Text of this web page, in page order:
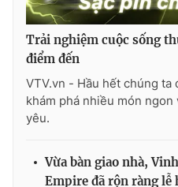
THỜI BÁO VTV
Trải nghiệm cuộc sống
điểm đến
VTV.vn - Hầu hết chúng ta
khám phá nhiều món
yêu.
Vừa bàn giao nhà,
Empire đã rộn ràng lễ